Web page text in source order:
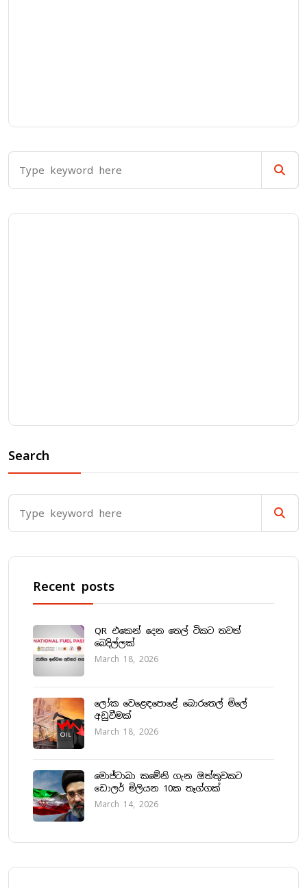
Search
Recent posts
QR එකෙන් දෙන තෙල් ටිකට තවත්
බෙදිල්ලක්
March 18, 2026
ලෝක වෙළෙඳපොළේ බොරතෙල් මිලේ
අඩුවීමක්
March 18, 2026
මොජ්ටාබා කමේනි ගැන ඔත්තුවකට
ඩොලර් මිලියන 10ක තෑග්ගක්
March 14, 2026